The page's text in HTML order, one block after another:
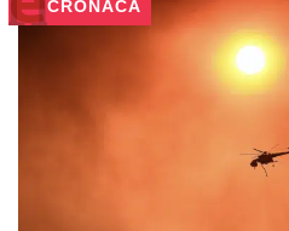
CRONACA